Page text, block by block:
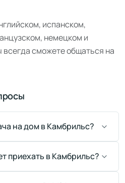
испанском,
немецком и
всегда сможете общаться на
на дом в Камбрильс?
приехать в Камбрильс?